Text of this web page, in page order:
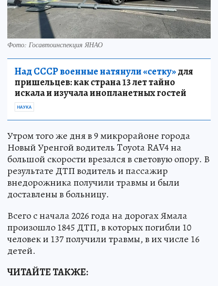
Фото: Госавтоинспекция ЯНАО
Над СССР военные натянули «сетку»для
пришельцев: как страна 13 лет тайно
искала и изучала инопланетных гостей
НАУКА
Утром того же дня в 9 микрорайоне города
Новый Уренгой водитель Tоyota RAV4 на
большой скорости врезался в световую опору. В
результате ДТП водитель и пассажир
внедорожника получили травмы и были
доставлены в больницу.
Всего с начала 2026 года на дорогах Ямала
произошло 1845 ДТП, в которых погибли 10
человек и 137 получили травмы, в их числе 16
детей.
ЧИТАЙТЕ ТАКЖЕ: